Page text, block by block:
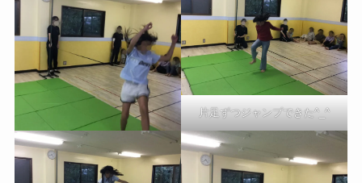
片足ずつジャンプできた^_^